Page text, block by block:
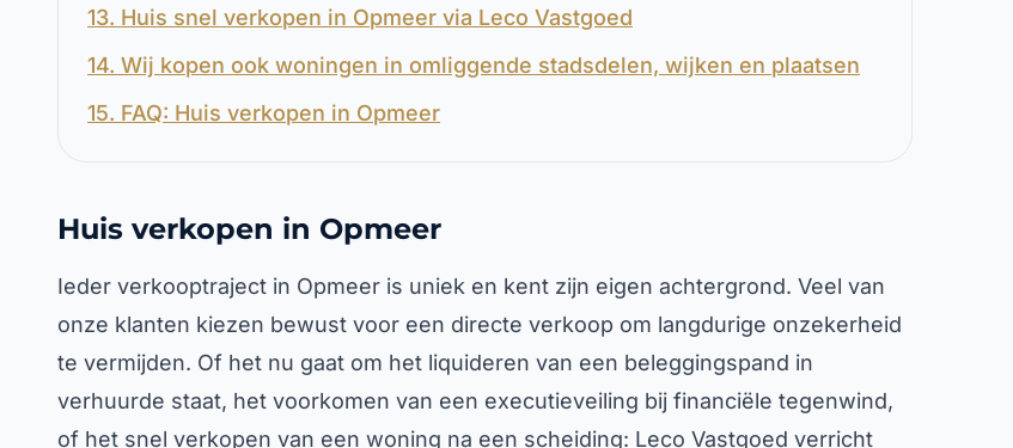
13. Huis snel verkopen in Opmeer via Leco Vastgoed
14. Wij kopen ook woningen in omliggende stadsdelen, wijken en plaatsen
15. FAQ: Huis verkopen in Opmeer
Huis verkopen in Opmeer
Ieder verkooptraject in Opmeer is uniek en kent zijn eigen achtergrond. Veel van
onze klanten kiezen bewust voor een directe verkoop om langdurige onzekerheid
te vermijden. Of het nu gaat om het liquideren van een beleggingspand in
verhuurde staat, het voorkomen van een executieveiling bij financiële tegenwind,
of het snel verkopen van een woning na een scheiding: Leco Vastgoed verricht